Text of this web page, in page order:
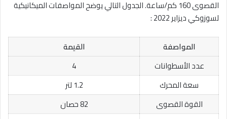
القصوى 160 كم/ساعة. الجدول التالي يوضح المواصفات الميكانيكية
لسوزوكي ديزاير 2022 :
المواصفة
القيمة
عدد الأسطوانات
4
سعة المحرك
1.2 لتر
القوة القصوى
82 حصان